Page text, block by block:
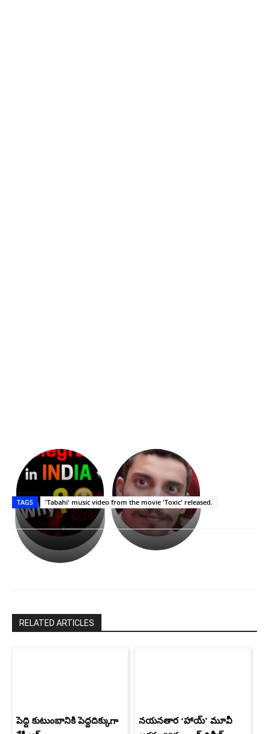
భగవంతుని
ప్రసాదం
తీర్థం..తులసీదళం
లేకుండా
అసంపూర్ణం
కేజీఎఫ్
సినిమాతో
పాన్
ఇండియా
స్టార్
హీరోయిన్‏గా
శ్రీనిధి
Upasana:
భర్తపై
రివెంజ్
తీర్చుకున్న
ఉపాసన..
పాపం
రామ్
TAGS 'Tabahi' music video from the movie 'Toxic' released.
RELATED ARTICLES
పెద్ది కుటుంబానికి పెద్దదిక్కుగా
నయనతార ‘హాయ్’ మూవీ